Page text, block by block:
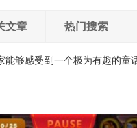
文章 热门搜索
够感受到一个极为有趣的